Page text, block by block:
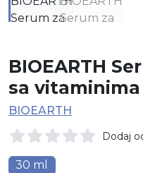
BIOEARTH
sa vitaminima
BIOEARTH
Dodaj
30 ml